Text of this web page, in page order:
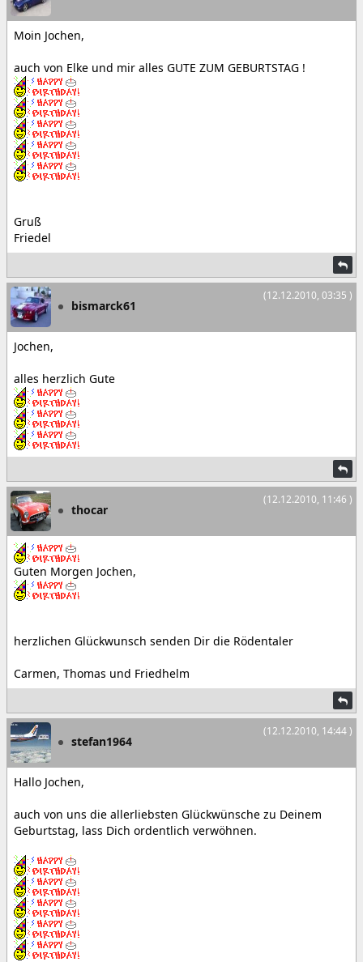
Moin Jochen,
auch von Elke und mir alles GUTE ZUM GEBURTSTAG !
Gruß
Friedel
(12.12.2010, 03:35 )
bismarck61
Jochen,
alles herzlich Gute
(12.12.2010, 11:46 )
thocar
Guten Morgen Jochen,
herzlichen Glückwunsch senden Dir die Rödentaler
Carmen, Thomas und Friedhelm
(12.12.2010, 14:44 )
stefan1964
Hallo Jochen,
auch von uns die allerliebsten Glückwünsche zu Deinem
Geburtstag, lass Dich ordentlich verwöhnen.